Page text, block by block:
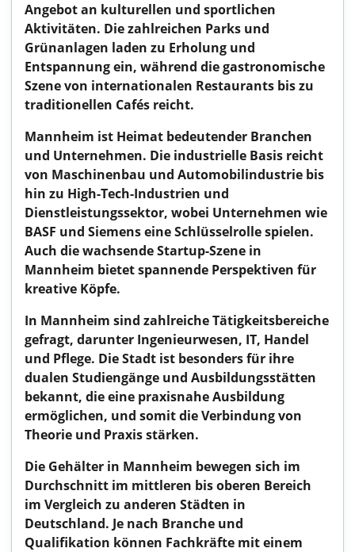
Angebot an kulturellen und sportlichen
Aktivitäten. Die zahlreichen Parks und
Grünanlagen laden zu Erholung und
Entspannung ein, während die gastronomische
Szene von internationalen Restaurants bis zu
traditionellen Cafés reicht.
Mannheim ist Heimat bedeutender Branchen
und Unternehmen. Die industrielle Basis reicht
von Maschinenbau und Automobilindustrie bis
hin zu High-Tech-Industrien und
Dienstleistungssektor, wobei Unternehmen wie
BASF und Siemens eine Schlüsselrolle spielen.
Auch die wachsende Startup-Szene in
Mannheim bietet spannende Perspektiven für
kreative Köpfe.
In Mannheim sind zahlreiche Tätigkeitsbereiche
gefragt, darunter Ingenieurwesen, IT, Handel
und Pflege. Die Stadt ist besonders für ihre
dualen Studiengänge und Ausbildungsstätten
bekannt, die eine praxisnahe Ausbildung
ermöglichen, und somit die Verbindung von
Theorie und Praxis stärken.
Die Gehälter in Mannheim bewegen sich im
Durchschnitt im mittleren bis oberen Bereich
im Vergleich zu anderen Städten in
Deutschland. Je nach Branche und
Qualifikation können Fachkräfte mit einem